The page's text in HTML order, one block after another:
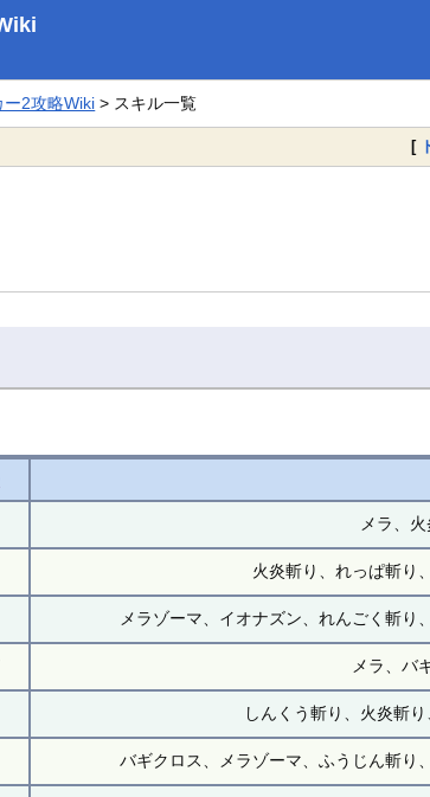
ー2攻略Wiki > スキル一覧
[
メラ、
火炎斬り、れっぱ斬り
メラゾーマ、イオナズン、れんごく斬り
メラ、バ
しんくう斬り、火炎斬
バギクロス、メラゾーマ、ふうじん斬り